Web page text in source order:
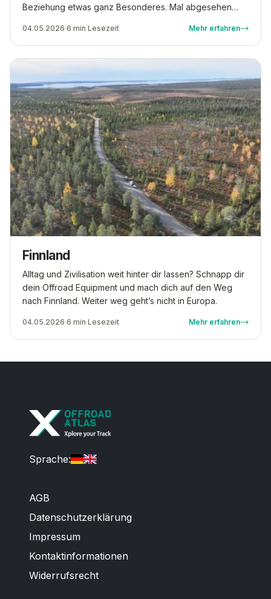
Beziehung etwas ganz Besonderes. Mal abgesehen
Lavawüsten, bietet die Insel auch ein Straßennetz, das
nur zur Hälfte asphaltiert ist. Suchst du nach einem
außergewöhnlichen Roadtrip mit deinem
Geländefahrzeug? Dann nimm doch mal unsere Offroad
Tracks in Island unter die Lupe.
04.05.2026·6 min Lesezeit Mehr erfahren
Finnland
Alltag und Zivilisation weit hinter dir lassen? Schnapp dir
dein Offroad Equipment und mach dich auf den Weg
nach Finnland. Weiter weg geht’s nicht in Europa.
04.05.2026·6 min Lesezeit Mehr erfahren
Sprache:
AGB
Datenschutzerklärung
Impressum
Kontaktinformationen
Widerrufsrecht